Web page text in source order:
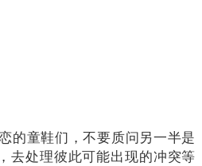
的童鞋们，不要质问另一半是
去处理彼此可能出现的冲突等